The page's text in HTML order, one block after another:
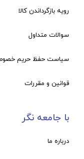
رویه بازگرداندن کالا
سوالات متداول
سیاست حفظ حریم
قوانین و مقررات
با جامعه نگر
درباره ما